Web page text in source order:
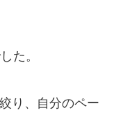
た。
り、自分のペー